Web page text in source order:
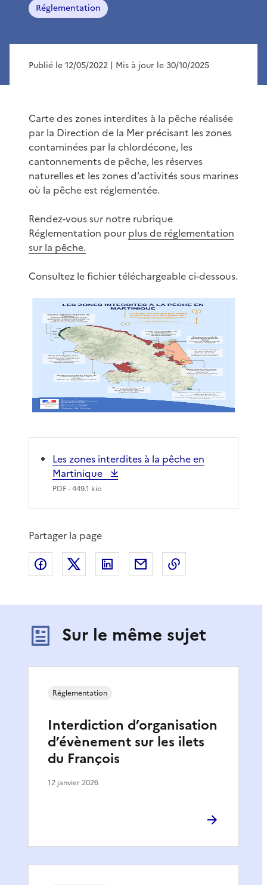
Réglementation
Publié le 12/05/2022 | Mis à jour le 30/10/2025
Carte des zones interdites à la pêche réalisée
par la Direction de la Mer précisant les zones
contaminées par la chlordécone, les
cantonnements de pêche, les réserves
naturelles et les zones d’activités sous marines
où la pêche est réglementée.
Rendez-vous sur notre rubrique
Réglementation pour plus de réglementation
sur la pêche.
Consultez le fichier téléchargeable ci-dessous.
Les zones interdites à la pêche en
Martinique
PDF- 449.1 kio
Partager la page
Partager sur Facebook
Partager sur XPartager sur LinkedIn
Partager par email
Sur le même sujet
Interdiction d’organisation
d’évènement sur les ilets
du François
Réglementation
12 janvier 2026